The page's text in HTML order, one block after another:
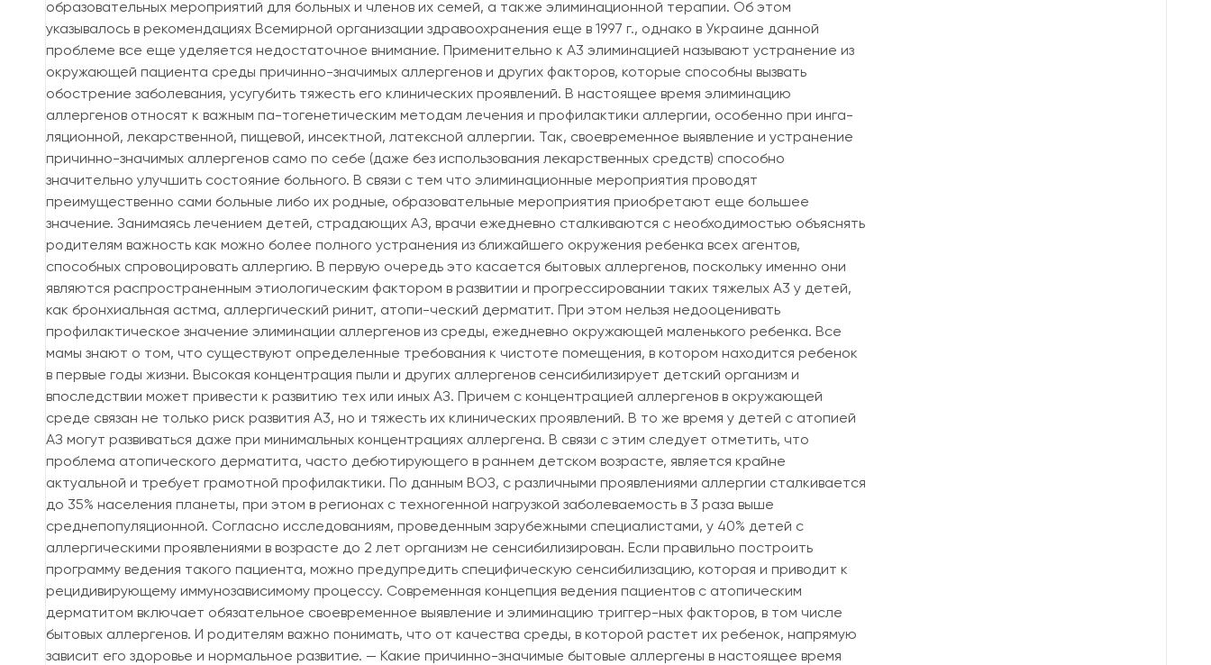
образовательных мероприятий для больных и членов их семей, а также элиминационной терапии. Об этом
указывалось в рекомендациях Всемирной организации здравоохранения еще в 1997 г., однако в Украине данной
проблеме все еще уделяется недостаточное внимание. Применительно к A3 элиминацией называют устранение из
окружающей пациента среды причинно-значимых аллергенов и других факторов, которые способны вызвать
обострение заболевания, усугубить тяжесть его клинических проявлений. В настоящее время элиминацию
аллергенов относят к важным па-тогенетическим методам лечения и профилактики аллергии, особенно при инга-
ляционной, лекарственной, пищевой, инсектной, латексной аллергии. Так, своевременное выявление и устранение
причинно-значимых аллергенов само по себе (даже без использования лекарственных средств) способно
значительно улучшить состояние больного. В связи с тем что элиминационные мероприятия проводят
преимущественно сами больные либо их родные, образовательные мероприятия приобретают еще большее
значение. Занимаясь лечением детей, страдающих АЗ, врачи ежедневно сталкиваются с необходимостью объяснять
родителям важность как можно более полного устранения из ближайшего окружения ребенка всех агентов,
способных спровоцировать аллергию. В первую очередь это касается бытовых аллергенов, поскольку именно они
являются распространенным этиологическим фактором в развитии и прогрессировании таких тяжелых A3 у детей,
как бронхиальная астма, аллергический ринит, атопи-ческий дерматит. При этом нельзя недооценивать
профилактическое значение элиминации аллергенов из среды, ежедневно окружающей маленького ребенка. Все
мамы знают о том, что существуют определенные требования к чистоте помещения, в котором находится ребенок
в первые годы жизни. Высокая концентрация пыли и других аллергенов сенсибилизирует детский организм и
впоследствии может привести к развитию тех или иных АЗ. Причем с концентрацией аллергенов в окружающей
среде связан не только риск развития A3, но и тяжесть их клинических проявлений. В то же время у детей с атопией
АЗ могут развиваться даже при минимальных концентрациях аллергена. В связи с этим следует отметить, что
проблема атопического дерматита, часто дебютирующего в раннем детском возрасте, является крайне
актуальной и требует грамотной профилактики. По данным ВОЗ, с различными проявлениями аллергии сталкивается
до 35% населения планеты, при этом в регионах с техногенной нагрузкой заболеваемость в 3 раза выше
среднепопуляционной. Согласно исследованиям, проведенным зарубежными специалистами, у 40% детей с
аллергическими проявлениями в возрасте до 2 лет организм не сенсибилизирован. Если правильно построить
программу ведения такого пациента, можно предупредить специфическую сенсибилизацию, которая и приводит к
рецидивирующему иммунозависимому процессу. Современная концепция ведения пациентов с атопическим
дерматитом включает обязательное своевременное выявление и элиминацию триггер-ных факторов, в том числе
бытовых аллергенов. И родителям важно понимать, что от качества среды, в которой растет их ребенок, напрямую
зависит его здоровье и нормальное развитие. — Какие причинно-значимые бытовые аллергены в настоящее время